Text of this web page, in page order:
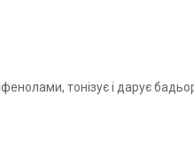
тонізує і дарує